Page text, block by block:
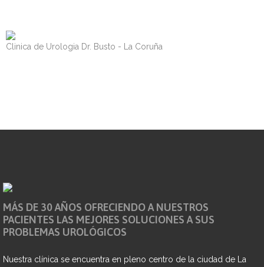
Clinica de Urologia Dr. Busto - La Coruña
MÁS DE 30 AÑOS OFRECIENDO A NUESTROS
PACIENTES LAS MEJORES SOLUCIONES A SUS
PROBLEMAS UROLÓGICOS
Nuestra clínica se encuentra en pleno centro de la ciudad de La